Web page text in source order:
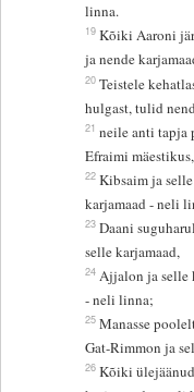
linna.
19 Kõiki Aaroni
ja nende
20 Teistele
hulgast, tulid
21 neile anti tapja
Efraimi
22 Kibsaim ja
karjamaad - neli
23 Daani
selle karjamaad,
24 Ajjalon ja selle
- neli linna;
25 Manasse
Gat-Rimmon ja
26 Kõiki